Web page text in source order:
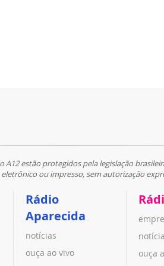
A12 estão protegidos pela legislação
ou impresso, sem autorização
Rádio
Aparecida
notícias
ouça ao vivo
ouça